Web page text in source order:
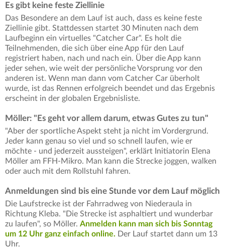
Es gibt keine feste Ziellinie
Das Besondere an dem Lauf ist auch, dass es keine feste
Ziellinie gibt. Stattdessen startet 30 Minuten nach dem
Laufbeginn ein virtuelles "Catcher Car". Es holt die
Teilnehmenden, die sich über eine App für den Lauf
registriert haben, nach und nach ein. Über die App kann
jeder sehen, wie weit der persönliche Vorsprung vor den
anderen ist. Wenn man dann vom Catcher Car überholt
wurde, ist das Rennen erfolgreich beendet und das Ergebnis
erscheint in der globalen Ergebnisliste.
Möller: "Es geht vor allem darum, etwas Gutes zu tun"
"Aber der sportliche Aspekt steht ja nicht im Vordergrund.
Jeder kann genau so viel und so schnell laufen, wie er
möchte - und jederzeit aussteigen", erklärt Initiatorin Elena
Möller am FFH-Mikro. Man kann die Strecke joggen, walken
oder auch mit dem Rollstuhl fahren.
Anmeldungen sind bis eine Stunde vor dem Lauf möglich
Die Laufstrecke ist der Fahrradweg von Niederaula in
Richtung Kleba. "Die Strecke ist asphaltiert und wunderbar
zu laufen", so Möller. Anmelden kann man sich bis Sonntag
um 12 Uhr ganz einfach online. Der Lauf startet dann um 13
Uhr.